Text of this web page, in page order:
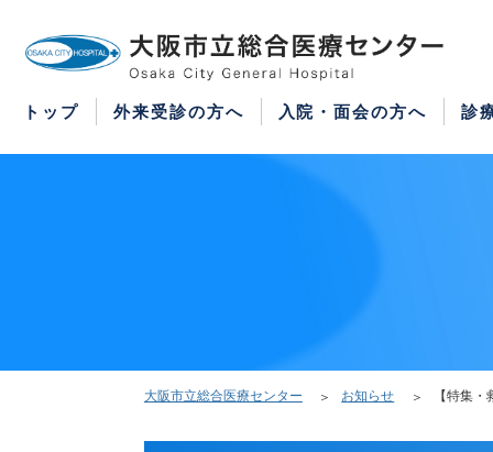
トップ 外来受診の方へ 入院・面会の方へ 診
大阪市立総合医療センター お知らせ 【特集
紹介状をお持ちの方はこちら
再診の予約変更はこちら